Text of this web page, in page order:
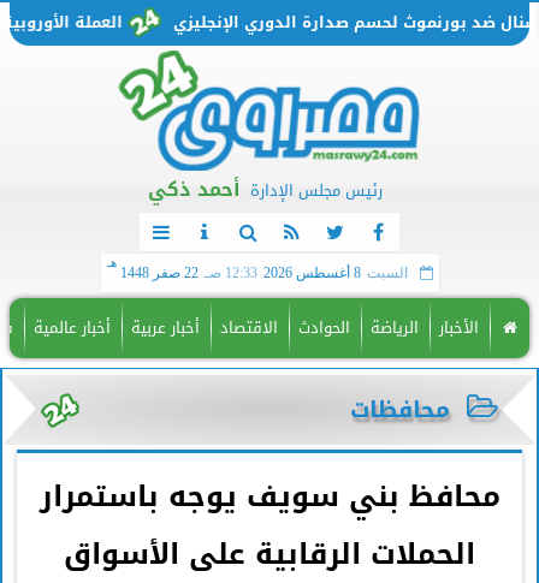
العملة الأوروبية تتحرك من ضد بورنموث لحسم صدارة الدوري الإنجليزي
رئيس مجلس الإدارة أحمد ذكي
السبت 8 أغسطس 2026 12:33 صـ 22 صفر 1448
هـ
الأخبار الرياضة الحوادث الاقتصاد أخبار عربية أخبار عالمية
محافظات
محافظ بني سويف يوجه باستمرار
الحملات الرقابية على الأسواق